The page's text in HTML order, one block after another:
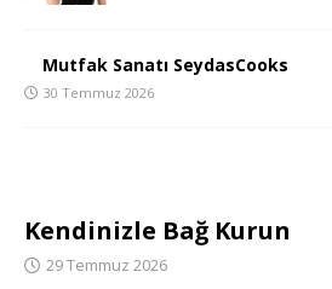
Mutfak Sanatı SeydasCooks
30 Temmuz 2026
Kendinizle Bağ Kurun
29 Temmuz 2026